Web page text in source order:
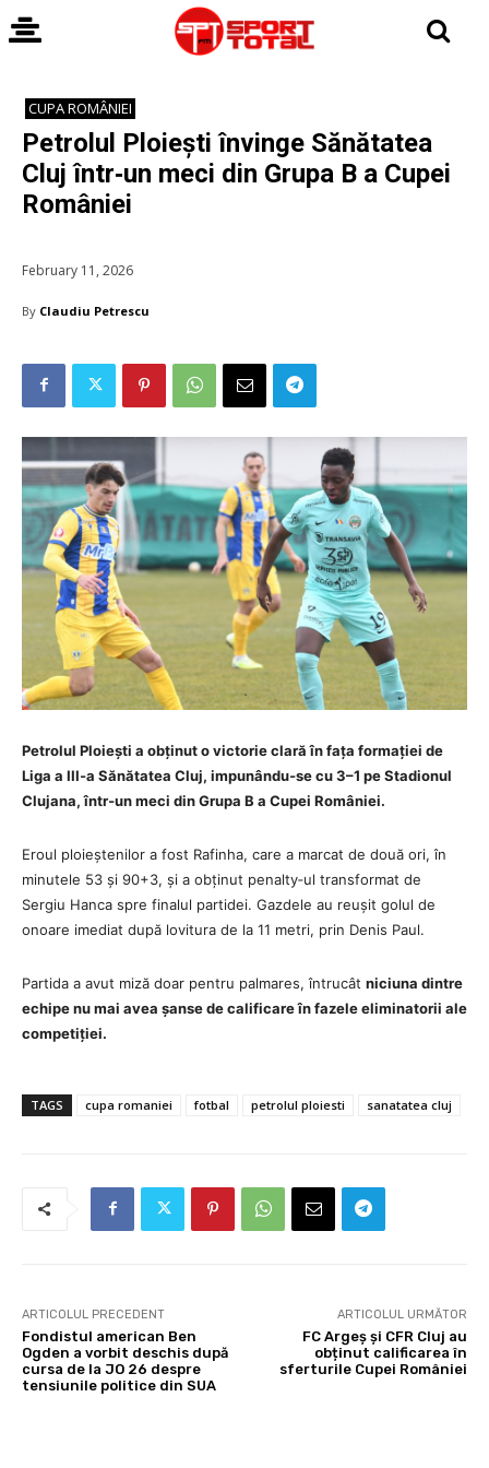
CUPA ROMÂNIEI
Petrolul Ploiești învinge Sănătatea
Cluj într‑un meci din Grupa B a Cupei
României
February 11, 2026
By Claudiu Petrescu
Petrolul Ploiești a obținut o victorie clară în fața formației de
Liga a III‑a Sănătatea Cluj, impunându‑se cu 3–1 pe Stadionul
Clujana, într‑un meci din Grupa B a Cupei României.
Eroul ploieștenilor a fost Rafinha, care a marcat de două ori, în
minutele 53 și 90+3, și a obținut penalty‑ul transformat de
Sergiu Hanca spre finalul partidei. Gazdele au reușit golul de
onoare imediat după lovitura de la 11 metri, prin Denis Paul.
Partida a avut miză doar pentru palmares, întrucât niciuna dintre
echipe nu mai avea șanse de calificare în fazele eliminatorii ale
competiției.
TAGS cupa romaniei fotbal petrolul ploiesti sanatatea cluj
ARTICOLUL PRECEDENT
Fondistul american Ben
Ogden a vorbit deschis după
cursa de la JO 26 despre
tensiunile politice din SUA
ARTICOLUL URMĂTOR
FC Argeș și CFR Cluj au
obținut calificarea în
sferturile Cupei României